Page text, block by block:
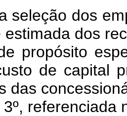
seleção dos
estimada dos
propósito
de capital
das
referenciada